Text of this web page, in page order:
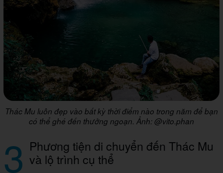
Thác Mu luôn đẹp vào bất kỳ thời điểm nào trong năm để bạn
có thể ghé đến thưởng ngoạn. Ảnh: @vito.phan
3 Phương tiện di chuyển đến Thác Mu
và lộ trình cụ thể